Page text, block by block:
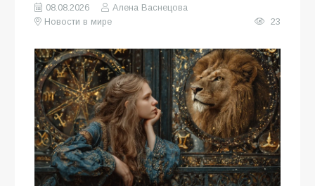
08.08.2026
Алена Васнецова
Новости в мире
23